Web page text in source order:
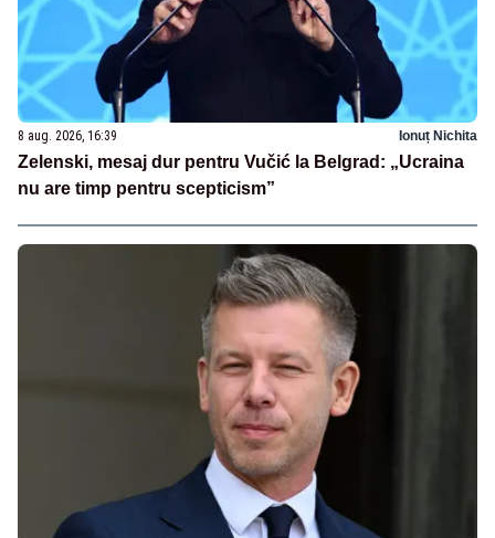
8 aug. 2026, 16:39 Ionuț Nichita
Zelenski, mesaj dur pentru Vučić la Belgrad: „Ucraina
nu are timp pentru scepticism”